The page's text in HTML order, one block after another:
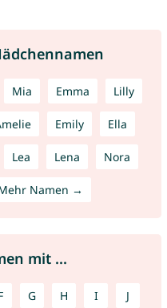
Mia Emma Lilly
Emily Ella
Lea Lena Nora
Namen →
mit ...
G H I J